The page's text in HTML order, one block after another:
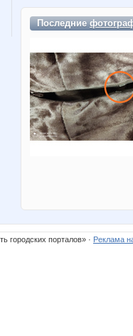
Последние
городских порталов» · Реклама